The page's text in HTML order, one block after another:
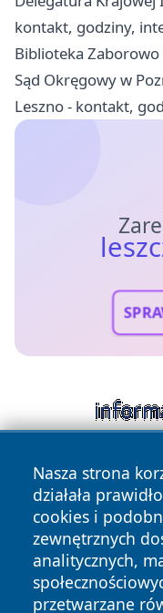
kontakt, godziny,
Biblioteka
Sąd Okręgowy w
Leszno - kontakt,
Nasza strona
działała
cookies i
zewnętrznych
analitycznych,
przetwarzane
Copyright © 2026
zastrzeżone.